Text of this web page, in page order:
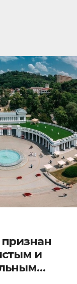
и
в